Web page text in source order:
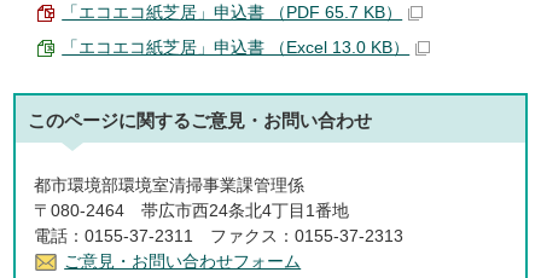
「エコエコ紙芝居」申込書 （PDF 65.7 KB）
「エコエコ紙芝居」申込書 （Excel 13.0 KB）
このページに関するご意見・お問い合わせ
都市環境部環境室清掃事業課管理係
〒080-2464 帯広市西24条北4丁目1番地
電話：0155-37-2311 ファクス：0155-37-2313
ご意見・お問い合わせフォーム